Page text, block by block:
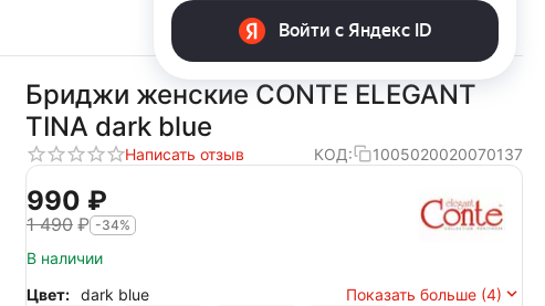
Бриджи женские CONTE ELEGANT
TINA dark blue
Написать отзыв КОД: 1005020020070137
‍990‍ ₽
1 490 ₽ -34%
В наличии
Цвет: dark blue Показать больше (4)